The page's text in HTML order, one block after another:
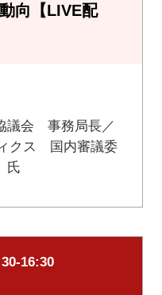
向【LIVE配
議会 事務局長／
クス 国内審議委
氏
16:30